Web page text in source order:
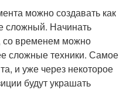
можно создавать как
сложный. Начинать
со временем можно
сложные техники. Самое
и уже через некоторое
будут украшать